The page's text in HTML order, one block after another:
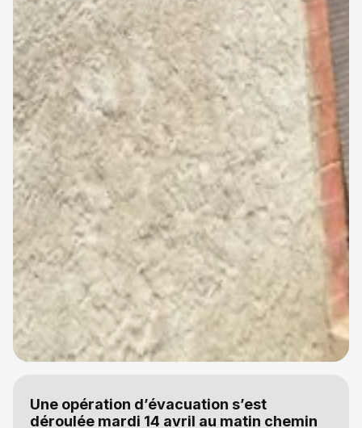
Une opération d’évacuation s’est
déroulée mardi 14 avril au matin chemin